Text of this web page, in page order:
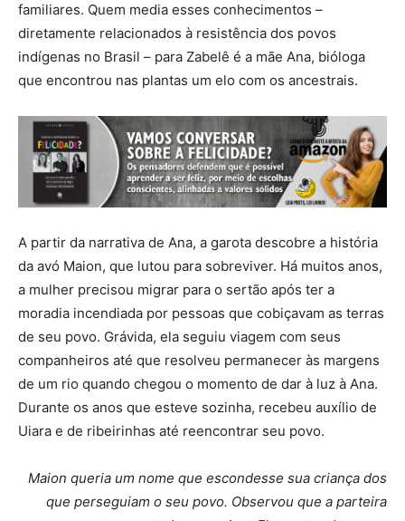
familiares. Quem media esses conhecimentos –
diretamente relacionados à resistência dos povos
indígenas no Brasil – para Zabelê é a mãe Ana, bióloga
que encontrou nas plantas um elo com os ancestrais.
A partir da narrativa de Ana, a garota descobre a história
da avó Maion, que lutou para sobreviver. Há muitos anos,
a mulher precisou migrar para o sertão após ter a
moradia incendiada por pessoas que cobiçavam as terras
de seu povo. Grávida, ela seguiu viagem com seus
companheiros até que resolveu permanecer às margens
de um rio quando chegou o momento de dar à luz à Ana.
Durante os anos que esteve sozinha, recebeu auxílio de
Uiara e de ribeirinhas até reencontrar seu povo.
Maion queria um nome que escondesse sua criança dos
que perseguiam o seu povo. Observou que a parteira